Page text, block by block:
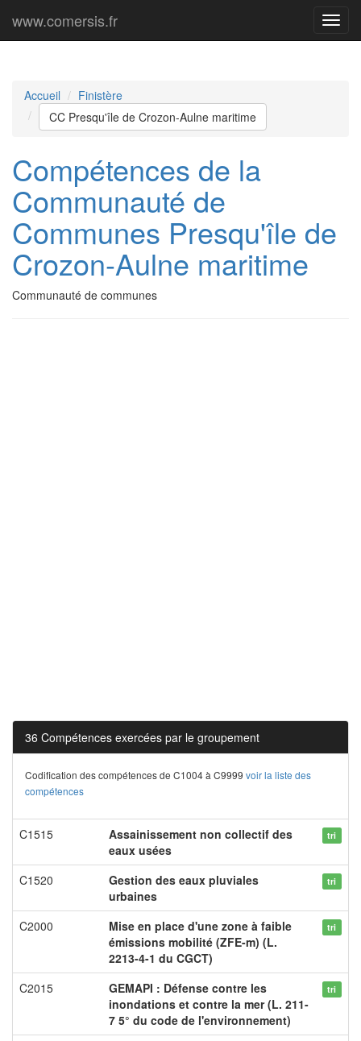
Menu
www.comersis.fr
Accueil
Finistère
CC Presqu'île de Crozon-Aulne maritime
Compétences de la
Communauté de
Communes Presqu'île de
Crozon-Aulne maritime
Communauté de communes
36 Compétences exercées par le groupement
Codification des compétences de C1004 à C9999 voir la liste des
compétences
C1515
Assainissement non collectif des
eaux usées
tri
C1520
Gestion des eaux pluviales
urbaines
tri
C2000
Mise en place d'une zone à faible
émissions mobilité (ZFE-m) (L.
2213-4-1 du CGCT)
tri
C2015
GEMAPI : Défense contre les
inondations et contre la mer (L. 211-
7 5° du code de l'environnement)
tri